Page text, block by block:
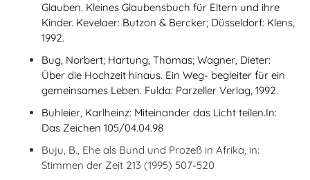
Glauben. Kleines Glaubensbuch für Eltern und ihre
Kinder. Kevelaer: Butzon & Bercker; Düsseldorf: Klens,
1992.
Bug, Norbert; Hartung, Thomas; Wagner, Dieter:
Über die Hochzeit hinaus. Ein Weg- begleiter für ein
gemeinsames Leben. Fulda: Parzeller Verlag, 1992.
Buhleier, Karlheinz: Miteinander das Licht teilen.In:
Das Zeichen 105/04.04.98
Buju, B., Ehe als Bund und Prozeß in Afrika, in:
Stimmen der Zeit 213 (1995) 507-520